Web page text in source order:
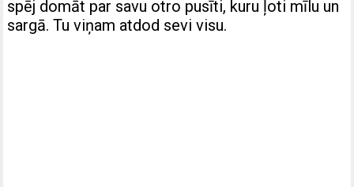
spēj domāt par savu otro pusīti, kuru ļoti mīlu un
sargā. Tu viņam atdod sevi visu.